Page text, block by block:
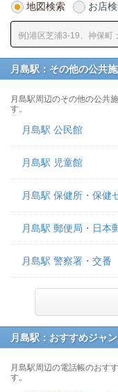
地図検索 お店
月島駅：その他の公共
月島駅周辺のその他の公共
す。
月島駅 公民館
月島駅 児童館
月島駅 保健所・保健
月島駅 郵便局・日本
月島駅 警察署・交番
月島駅：おすすめジャ
月島駅周辺の電話帳のおす
す。